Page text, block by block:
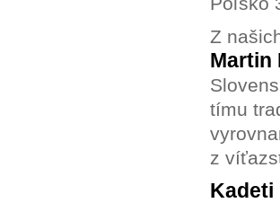
Z
Martin
tímu
z
Kadeti